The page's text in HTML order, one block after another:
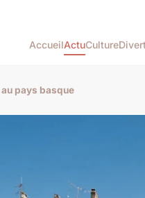
AccueilActuCulture
pays basque